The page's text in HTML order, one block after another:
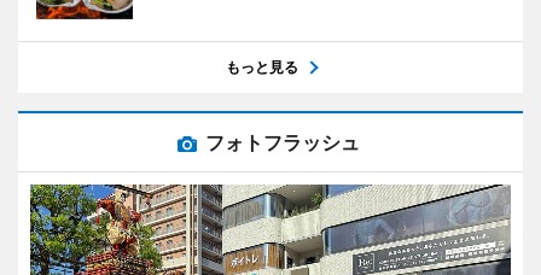
もっと見る
フォトフラッシュ